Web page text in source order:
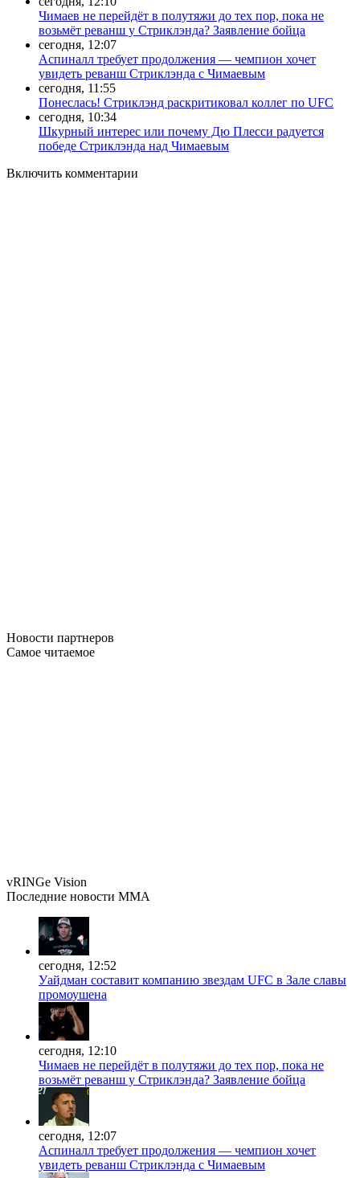
Чимаев не перейдёт в полутяжи до тех пор, пока не
возьмёт реванш у Стриклэнда? Заявление бойца
сегодня, 12:07
Аспиналл требует продолжения — чемпион хочет
увидеть реванш Стриклэнда с Чимаевым
сегодня, 11:55
Понеслась! Стриклэнд раскритиковал коллег по UFC
сегодня, 10:34
Шкурный интерес или почему Дю Плесси радуется
победе Стриклэнда над Чимаевым
Включить комментарии
Новости партнеров
Самое читаемое
vRINGe Vision
Последние новости MMA
сегодня, 12:52
Уайдман составит компанию звездам UFC в Зале славы
промоушена
сегодня, 12:10
Чимаев не перейдёт в полутяжи до тех пор, пока не
возьмёт реванш у Стриклэнда? Заявление бойца
сегодня, 12:07
Аспиналл требует продолжения — чемпион хочет
увидеть реванш Стриклэнда с Чимаевым